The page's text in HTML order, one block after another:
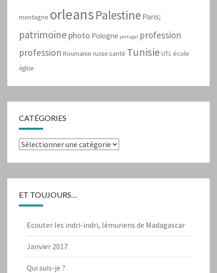
montagne orleansPalestine Paris;
patrimoine photo Pologne portugal profession
profession Roumanie russiesanté Tunisie UTLécole
église
CATÉGORIES
Catégories
ET TOUJOURS…
Ecouter les indri-indri, lémuriens de Madagascar
Janvier 2017
Qui suis-je ?